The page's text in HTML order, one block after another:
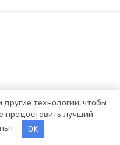
технологии, чтобы
предоставить лучший
OK